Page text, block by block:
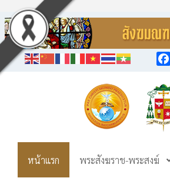
หน้าแรก พระสังฆราช-พระสงฆ์